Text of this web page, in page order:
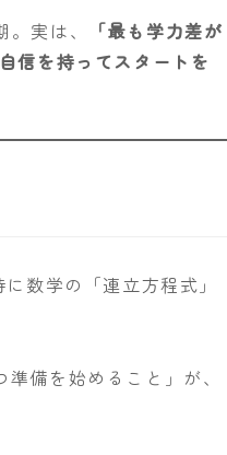
実は、
「最も学力差が
信を持ってスタートを
数学の「連立方程式」
備を始めること」が、